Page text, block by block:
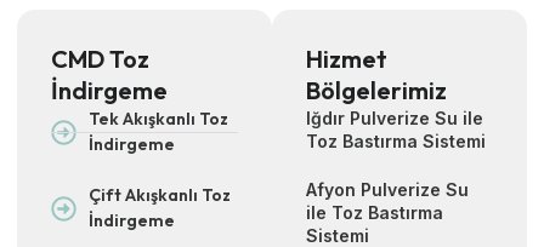
CMD Toz
İndirgeme
Tek Akışkanlı Toz
İndirgeme
Çift Akışkanlı Toz
İndirgeme
Hizmet
Bölgelerimiz
Iğdır Pulverize Su ile
Toz Bastırma Sistemi
Afyon Pulverize Su
ile Toz Bastırma
Sistemi